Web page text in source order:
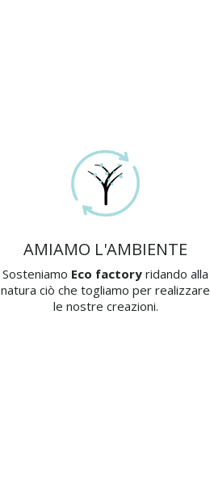
AMIAMO L'AMBIENTE
Sosteniamo Eco factory ridando alla
natura ciò che togliamo per realizzare
le nostre creazioni.